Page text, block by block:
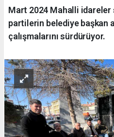
Mart 2024 Mahalli
partilerin belediye başkan
çalışmalarını sürdürüyor.